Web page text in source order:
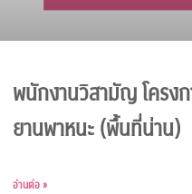
พนักงานวิสามัญ โครง
ยานพาหนะ (พื้นที่น่าน)
อ่านต่อ »